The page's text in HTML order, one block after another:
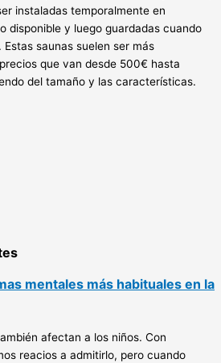
instaladas temporalmente en
disponible y luego guardadas cuando
Estas saunas suelen ser más
que van desde 500€ hasta
del tamaño y las características.
mentales más habituales en la
afectan a los niños. Con
reacios a admitirlo, pero cuando